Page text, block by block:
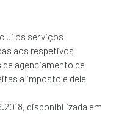
os serviços
aos respetivos
agenciamento de
a imposto e dele
disponibilizada em